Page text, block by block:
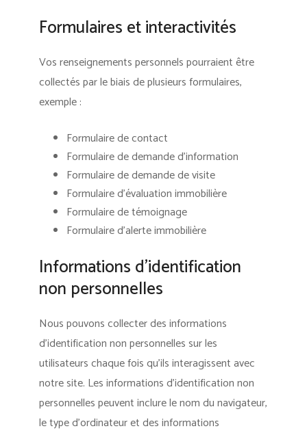
Formulaires et interactivités
Vos renseignements personnels pourraient être
collectés par le biais de plusieurs formulaires,
exemple :
Formulaire de contact
Formulaire de demande d’information
Formulaire de demande de visite
Formulaire d’évaluation immobilière
Formulaire de témoignage
Formulaire d’alerte immobilière
Informations d’identification
non personnelles
Nous pouvons collecter des informations
d’identification non personnelles sur les
utilisateurs chaque fois qu’ils interagissent avec
notre site. Les informations d’identification non
personnelles peuvent inclure le nom du navigateur,
le type d’ordinateur et des informations